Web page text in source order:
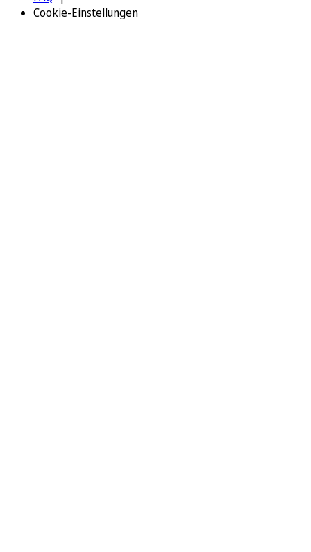
Cookie-Einstellungen